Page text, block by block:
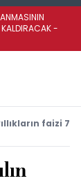
-
faizi 7